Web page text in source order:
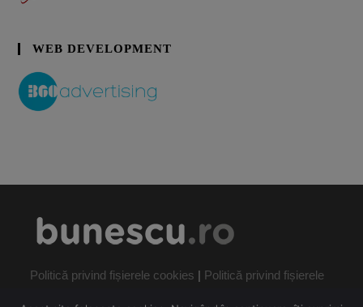
WEB DEVELOPMENT
Politică privind fișierele cookies | Politică privind fișierele